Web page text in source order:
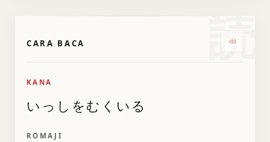
読
CARA BACA
KANA
いっしをむくいる
ROMAJI